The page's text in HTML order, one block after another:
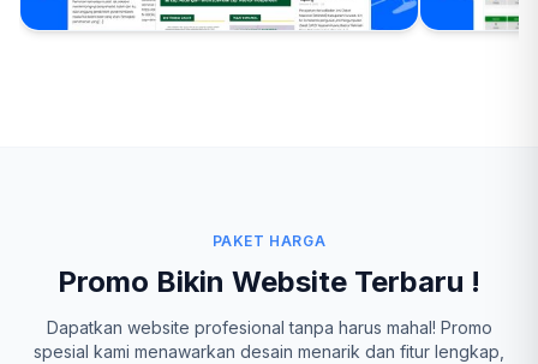
PAKET HARGA
Promo Bikin Website Terbaru !
Dapatkan website profesional tanpa harus mahal! Promo
spesial kami menawarkan desain menarik dan fitur lengkap,